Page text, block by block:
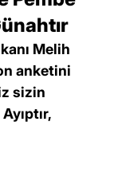
Melih
anketini
sizin